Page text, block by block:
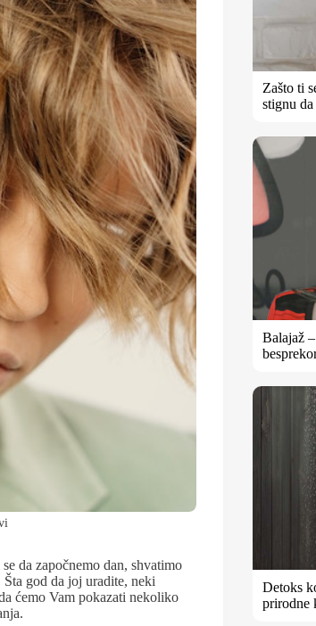
da započnemo dan, shvatimo
god da joj uradite, neki
ćemo Vam pokazati nekoliko
Zašto ti
stignu
Balajaž
Detoks
prirodne